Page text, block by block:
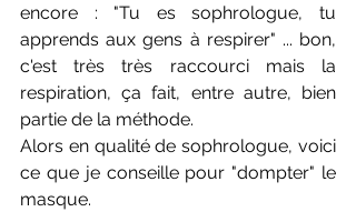
encore : "Tu es sophrologue, tu
apprends aux gens à respirer" ... bon,
c'est très très raccourci mais la
respiration, ça fait, entre autre, bien
partie de la méthode.
Alors en qualité de sophrologue, voici
ce que je conseille pour "dompter" le
masque.